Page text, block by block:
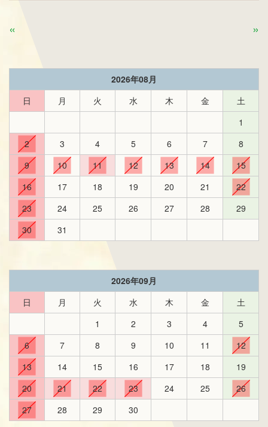
« »
2026年08月
日
月 火 水 木 金
土
1
2
3 4 5 6 7
8
9
10 11 12 13 14
15
16
17 18 19 20 21
22
23
24 25 26 27 28
29
30
31
2026年09月
日
月 火 水 木 金
土
1
2 3 4
5
6
7 8 9 10 11
12
13
14 15 16 17 18
19
20
21 22 23 24 25
26
27
28 29 30